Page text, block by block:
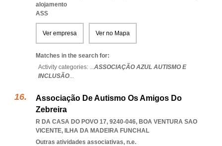
alojamento
ASS
Ver empresa Ver no Mapa
Matches in the search for:
Activity categories: ...ASSOCIAÇÃO AZUL AUTISMO E
INCLUSÃO...
Associação De Autismo Os Amigos Do
Zebreira
R DA CASA DO POVO 17, 9240-046, BOA VENTURA SAO
VICENTE, ILHA DA MADEIRA FUNCHAL
Outras atividades associativas, n.e.